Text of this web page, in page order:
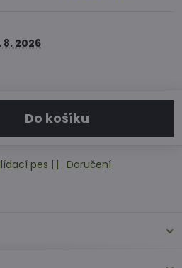
8. 2026
Do košíku
pes
Doručení